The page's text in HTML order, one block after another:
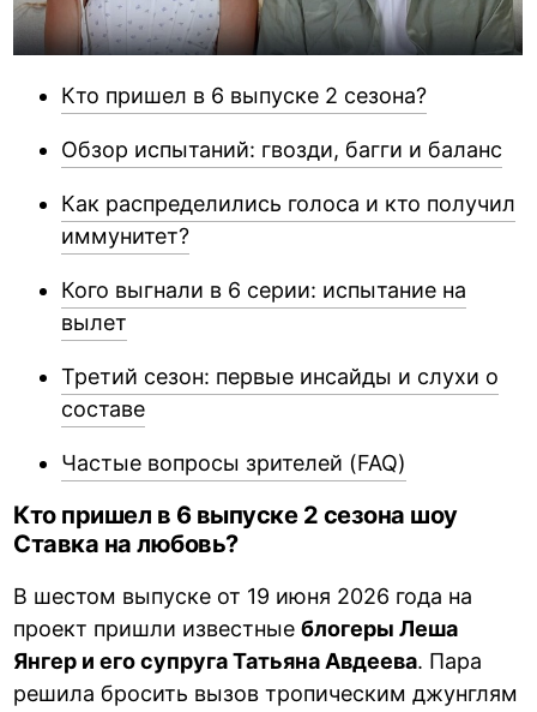
Кто пришел в 6 выпуске 2 сезона?
Обзор испытаний: гвозди, багги и баланс
Как распределились голоса и кто получил
иммунитет?
Кого выгнали в 6 серии: испытание на
вылет
Третий сезон: первые инсайды и слухи о
составе
Частые вопросы зрителей (FAQ)
Кто пришел в 6 выпуске 2 сезона шоу
Ставка на любовь?
В шестом выпуске от 19 июня 2026 года на
проект пришли известныеблогеры Леша
Янгер и его супруга Татьяна Авдеева. Пара
решила бросить вызов тропическим джунглям